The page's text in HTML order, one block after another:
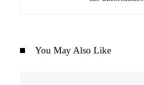
You May Also Like